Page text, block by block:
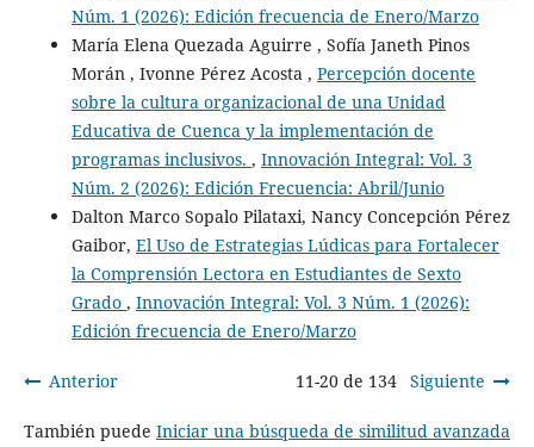
Núm. 1 (2026): Edición frecuencia de Enero/Marzo
María Elena Quezada Aguirre , Sofía Janeth Pinos
Morán , Ivonne Pérez Acosta , Percepción docente
sobre la cultura organizacional de una Unidad
Educativa de Cuenca y la implementación de
programas inclusivos. , Innovación Integral: Vol. 3
Núm. 2 (2026): Edición Frecuencia: Abril/Junio
Dalton Marco Sopalo Pilataxi, Nancy Concepción Pérez
Gaibor, El Uso de Estrategias Lúdicas para Fortalecer
la Comprensión Lectora en Estudiantes de Sexto
Grado , Innovación Integral: Vol. 3 Núm. 1 (2026):
Edición frecuencia de Enero/Marzo
Anterior 11-20 de 134 Siguiente
También puede Iniciar una búsqueda de similitud avanzada